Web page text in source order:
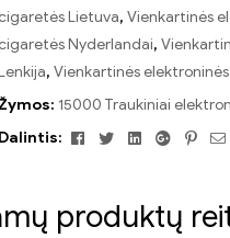
cigaretės Lietuva,Vienkartinės
cigaretės Nyderlandai,
,Vienkartinės
Žymos: 15000 Traukiniai
Dalintis:
FacebookTwitterLinkedinGoogle+El.
produktų